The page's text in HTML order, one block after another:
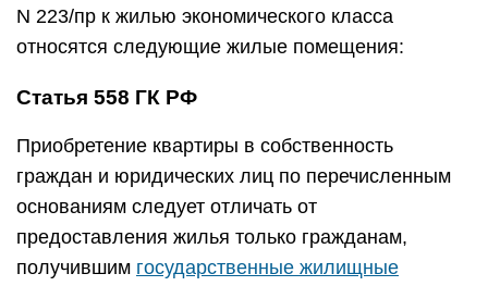
N 223/пр к жилью экономического класса
относятся следующие жилые помещения:
Статья 558 ГК РФ
Приобретение квартиры в собственность
граждан и юридических лиц по перечисленным
основаниям следует отличать от
предоставления жилья только гражданам,
получившим государственные жилищные